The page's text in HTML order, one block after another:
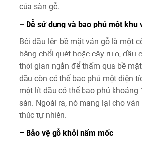
của sàn gỗ.
– Dễ sử dụng và bao phủ một khu
Bôi dầu lên bề mặt ván gỗ là một
bằng chổi quét hoặc cây rulo, dầu
thời gian ngắn để thấm qua bề
dầu còn có thể bao phủ một diện
một lít dầu có thể bao phủ khoảng
sàn. Ngoài ra, nó mang lại cho
thúc tự nhiên.
– Bảo vệ gỗ khỏi nấm mốc